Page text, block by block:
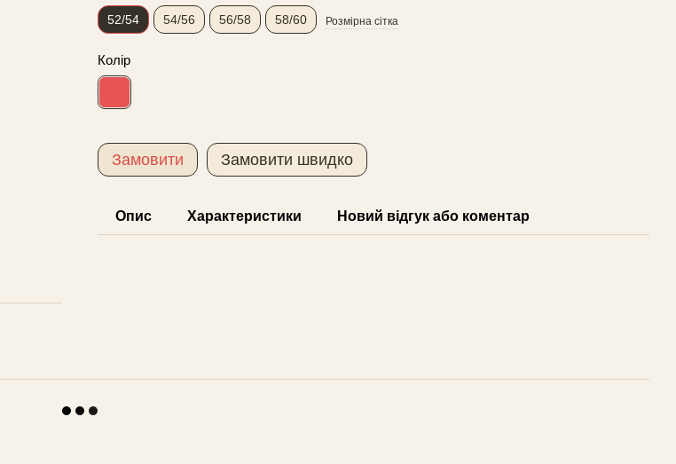
52/54 54/56 56/58 58/60 Розмірна сітка
Колір
Замовити Замовити швидко
Опис Характеристики Новий відгук або коментар